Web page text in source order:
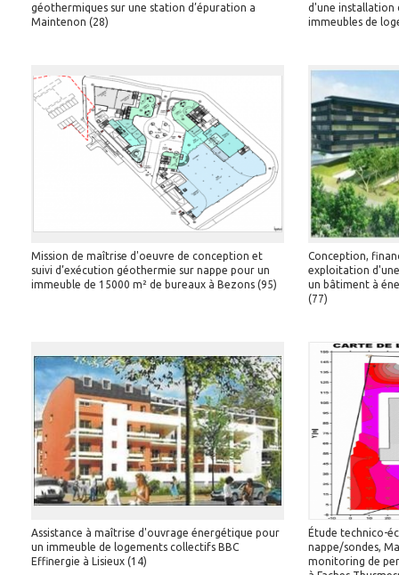
géothermiques sur une station d’épuration a
Maintenon (28)
d'une installation
immeubles de
Mission de maîtrise d'oeuvre de conception et
suivi d’exécution géothermie sur nappe pour un
immeuble de 15000 m² de bureaux à Bezons (95)
Conception,
exploitation
un bâtiment à
(77)
Assistance à maîtrise d'ouvrage énergétique pour
un immeuble de logements collectifs BBC
Effinergie à Lisieux (14)
Étude technico-
nappe/sondes,
monitoring de